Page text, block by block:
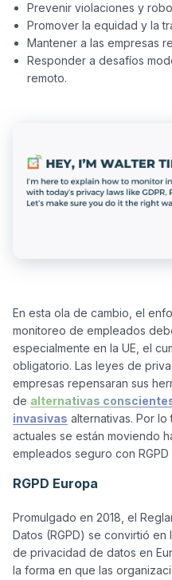
Prevenir violaciones y
Promover la equidad y la
Mantener a las empresas
Responder a desafíos
remoto.
En esta ola de cambio, el
monitoreo de empleados
especialmente en la UE, el
obligatorio. Las leyes de
empresas repensaran sus
de alternativas
invasivas alternativas. Por
actuales se están moviendo
RGPD Europa
Promulgado en 2018, el
Datos (RGPD) se convirtió
de privacidad de datos en
la forma en que las